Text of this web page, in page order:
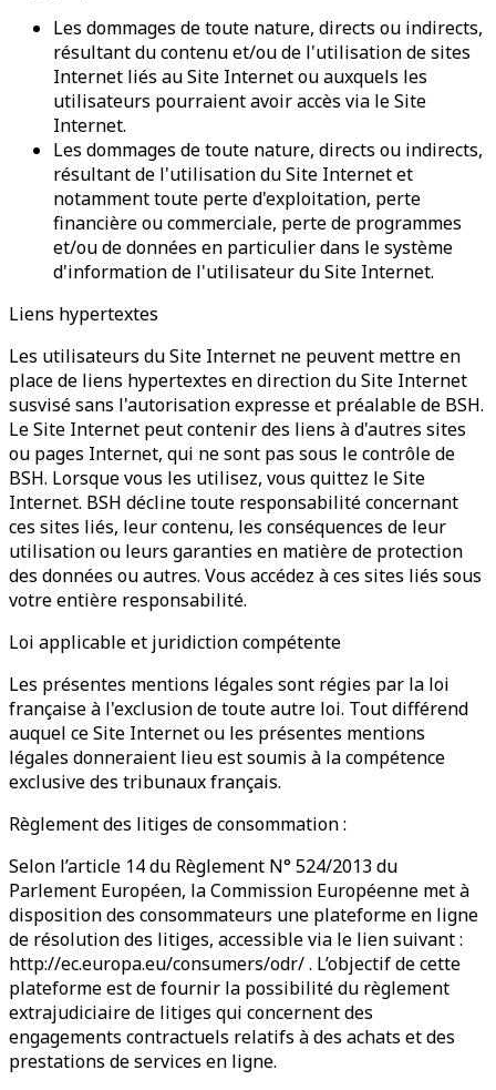
Les dommages de toute nature, directs ou indirects,
résultant du contenu et/ou de l'utilisation de sites
Internet liés au Site Internet ou auxquels les
utilisateurs pourraient avoir accès via le Site
Internet.
Les dommages de toute nature, directs ou indirects,
résultant de l'utilisation du Site Internet et
notamment toute perte d'exploitation, perte
financière ou commerciale, perte de programmes
et/ou de données en particulier dans le système
d'information de l'utilisateur du Site Internet.
Liens hypertextes
Les utilisateurs du Site Internet ne peuvent mettre en
place de liens hypertextes en direction du Site Internet
susvisé sans l'autorisation expresse et préalable de BSH.
Le Site Internet peut contenir des liens à d'autres sites
ou pages Internet, qui ne sont pas sous le contrôle de
BSH. Lorsque vous les utilisez, vous quittez le Site
Internet. BSH décline toute responsabilité concernant
ces sites liés, leur contenu, les conséquences de leur
utilisation ou leurs garanties en matière de protection
des données ou autres. Vous accédez à ces sites liés sous
votre entière responsabilité.
Loi applicable et juridiction compétente
Les présentes mentions légales sont régies par la loi
française à l'exclusion de toute autre loi. Tout différend
auquel ce Site Internet ou les présentes mentions
légales donneraient lieu est soumis à la compétence
exclusive des tribunaux français.
Règlement des litiges de consommation :
Selon l’article 14 du Règlement N° 524/2013 du
Parlement Européen, la Commission Européenne met à
disposition des consommateurs une plateforme en ligne
de résolution des litiges, accessible via le lien suivant :
http://ec.europa.eu/consumers/odr/ . L’objectif de cette
plateforme est de fournir la possibilité du règlement
extrajudiciaire de litiges qui concernent des
engagements contractuels relatifs à des achats et des
prestations de services en ligne.